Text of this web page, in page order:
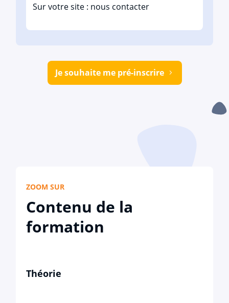
Sur votre site : nous contacter
Je souhaite me pré-inscrire
ZOOM SUR
Contenu de la
formation
Théorie